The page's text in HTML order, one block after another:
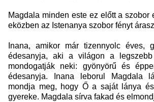
Magdala minden este ez előtt a szobor
eközben az Istenanya szobor fényt
Inana, amikor már tizennyolc éves,
édesanyja, aki a világon a
mondogatják neki: gyönyörű és
édesanyja. Inana leborul Magdala
mondja meg, hogy Ő a saját lánya
gyereke. Magdala sírva fakad és